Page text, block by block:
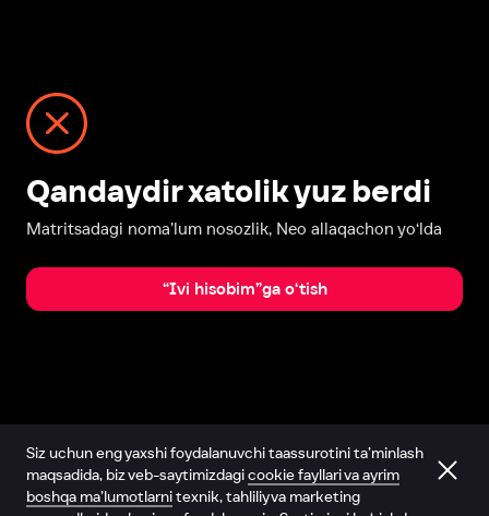
Qandaydir xatolik yuz berdi
Matritsadagi noma’lum nosozlik, Neo allaqachon yo‘lda
“Ivi hisobim”ga o‘tish
Siz uchun eng yaxshi foydalanuvchi taassurotini ta’minlash
maqsadida, biz veb-saytimizdagicookie fayllari va ayrim
boshqa ma’lumotlarnitexnik, tahliliy va marketing